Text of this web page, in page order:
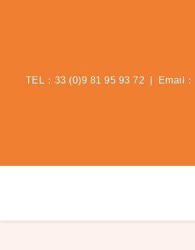
TEL： 33 (0)9 81 95 93 72 | Email：